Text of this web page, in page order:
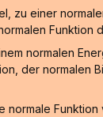
zu einer
normalen
der normalen